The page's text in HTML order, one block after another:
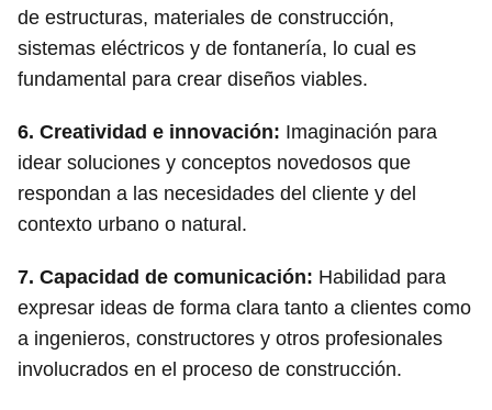
de estructuras, materiales de construcción,
sistemas eléctricos y de fontanería, lo cual es
fundamental para crear diseños viables.
6. Creatividad e innovación: Imaginación para
idear soluciones y conceptos novedosos que
respondan a las necesidades del cliente y del
contexto urbano o natural.
7. Capacidad de comunicación: Habilidad para
expresar ideas de forma clara tanto a clientes como
a ingenieros, constructores y otros profesionales
involucrados en el proceso de construcción.